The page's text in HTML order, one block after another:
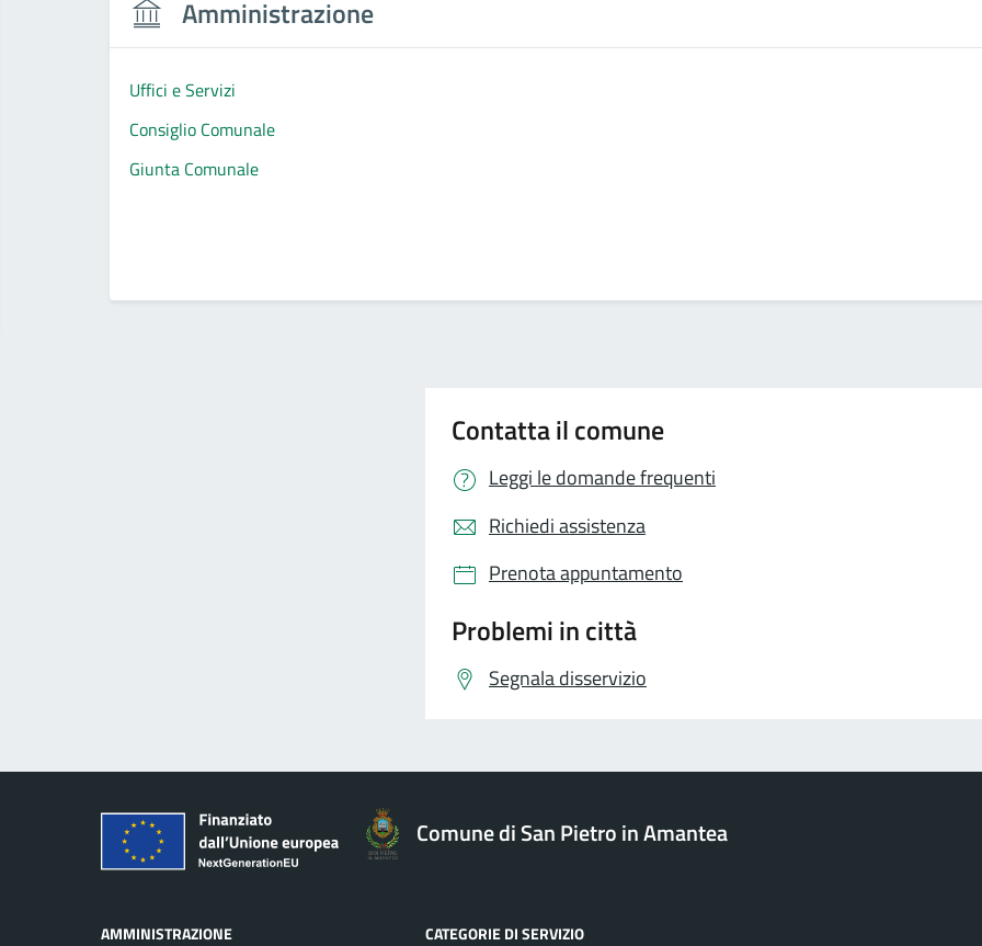
Amministrazione
Uffici e Servizi
Consiglio Comunale
Giunta Comunale
Contatta il comune
Leggi le domande frequenti
Richiedi assistenza
Prenota appuntamento
Problemi in città
Segnala disservizio
Comune di San Pietro in Amantea
AMMINISTRAZIONE CATEGORIE DI SERVIZIO